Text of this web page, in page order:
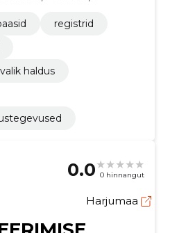
registrid
haldus
0.0 0 hinnangut
Harjumaa